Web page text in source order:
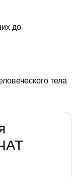
до
тела